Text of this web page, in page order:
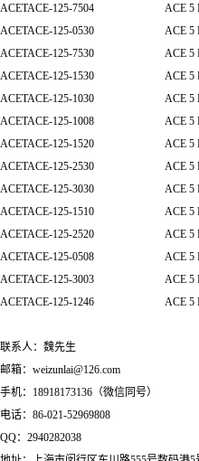
ACETACE-125-7504
ACE 5
ACETACE-125-0530
ACE 5
ACETACE-125-7530
ACE 5
ACETACE-125-1530
ACE 5
ACETACE-125-1030
ACE 5
ACETACE-125-1008
ACE 5
ACETACE-125-1520
ACE 5
ACETACE-125-2530
ACE 5
ACETACE-125-3030
ACE 5
ACETACE-125-1510
ACE 5
ACETACE-125-2520
ACE 5
ACETACE-125-0508
ACE 5
ACETACE-125-3003
ACE 5
ACETACE-125-1246
ACE 5
联系人：魏先生
邮箱：weizunlai@126.com
手机：18918173136（微信同号）
电话：86-021-52969808
QQ：2940282038